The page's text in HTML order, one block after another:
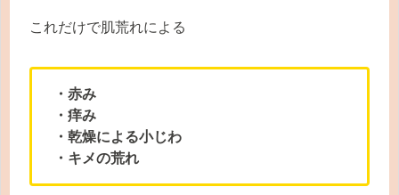
これだけで肌荒れによる
・赤み
・痒み
・乾燥による小じわ
・キメの荒れ